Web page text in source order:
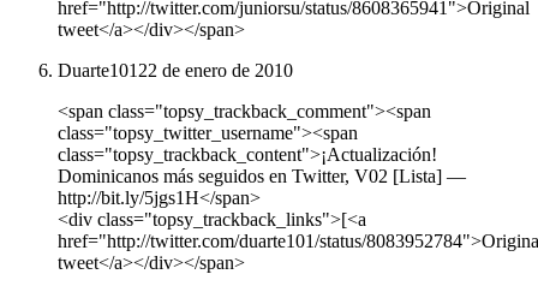
href="http://twitter.com/juniorsu/status/8608365941">Original
tweet</a></div></span>
Duarte101 22 de enero de 2010
<span class="topsy_trackback_comment"><span
class="topsy_twitter_username"><span
class="topsy_trackback_content">¡Actualización!
Dominicanos más seguidos en Twitter, V02 [Lista] —
http://bit.ly/5jgs1H</span>
<div class="topsy_trackback_links">[<a
href="http://twitter.com/duarte101/status/
tweet</a></div></span>